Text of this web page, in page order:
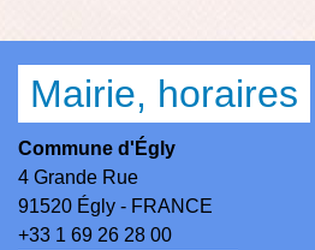
Mairie, horaires
Commune d'Égly
4 Grande Rue
91520 Égly - FRANCE
+33 1 69 26 28 00